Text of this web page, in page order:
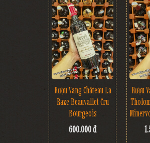
Rượu Vang Château La
Raze Beauvallet Cru
Bourgeois
600.000 đ
Rượu